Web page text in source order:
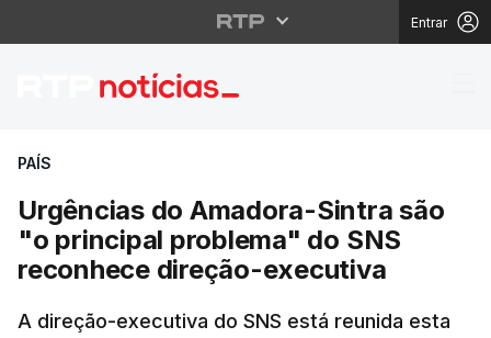
Entrar
Urgências do
PAÍS
Urgências do Amadora-Sintra são
"o principal problema" do SNS
reconhece direção-executiva
A direção-executiva do SNS está reunida esta